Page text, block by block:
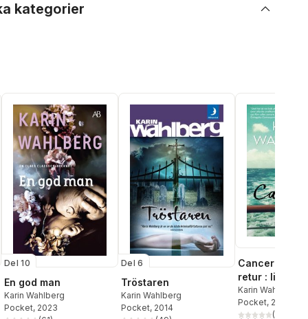
kategorier
Del 10
En god man
Karin Wahlberg
Pocket, 2023
Del 6
Tröstaren
Karin Wahlberg
Pocket, 2014
Cancerland -
retur : livet
och patient
Karin Wahlberg
Pocket, 2017
(